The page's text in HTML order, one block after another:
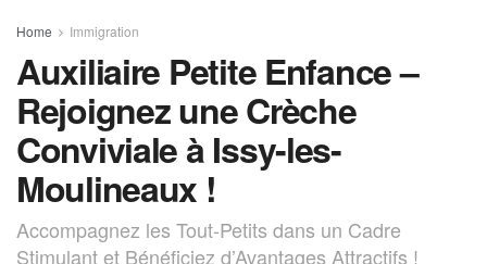
Home Immigration
Auxiliaire Petite Enfance –
Rejoignez une Crèche
Conviviale à Issy-les-
Moulineaux !
Accompagnez les Tout-Petits dans un Cadre
Stimulant et Bénéficiez d’Avantages Attractifs !